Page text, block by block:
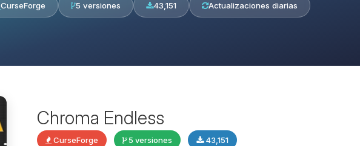
CurseForge 5 versiones 43,151 Actualizaciones diarias
Chroma Endless
CurseForge 5 versiones 43,151